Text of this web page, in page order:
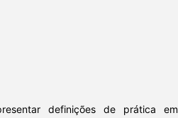
definições de prática em